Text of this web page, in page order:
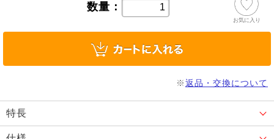
数量：
お気に入り
※返品・交換について
特長